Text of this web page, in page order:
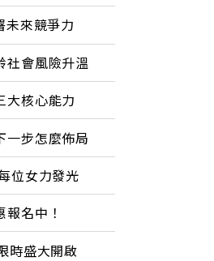
未來競爭力
社會風險升溫
大核心能力
一步怎麼佈局
位女力發光
名中！
時盛大開啟